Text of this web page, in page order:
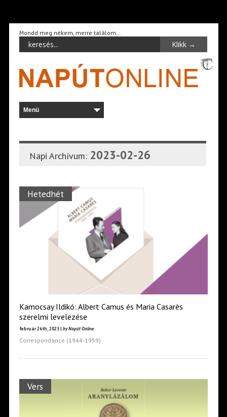
Mondd meg nékem, merre találom…
Napi Archívum: 2023-02-26
Hetedhét
Kamocsay Ildikó: Albert Camus és Maria Casarès
szerelmi levelezése
február 26th, 2023 | by Napút Online
Correspondance (1944-1959)
Vers